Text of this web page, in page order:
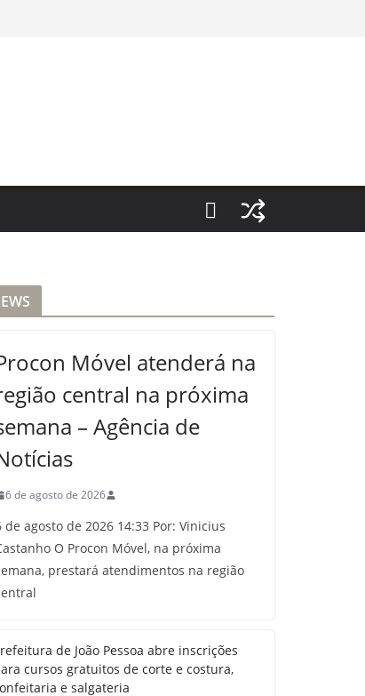
Móvel atenderá na
central na próxima
– Agência de
6 de agosto de 2026
de agosto de 2026 14:33 Por: Vinicius
O Procon Móvel, na próxima
prestará atendimentos na região
de João Pessoa abre inscrições
cursos gratuitos de corte e costura,
e salgateria